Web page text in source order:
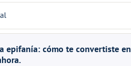
epifanía: cómo te convertiste en